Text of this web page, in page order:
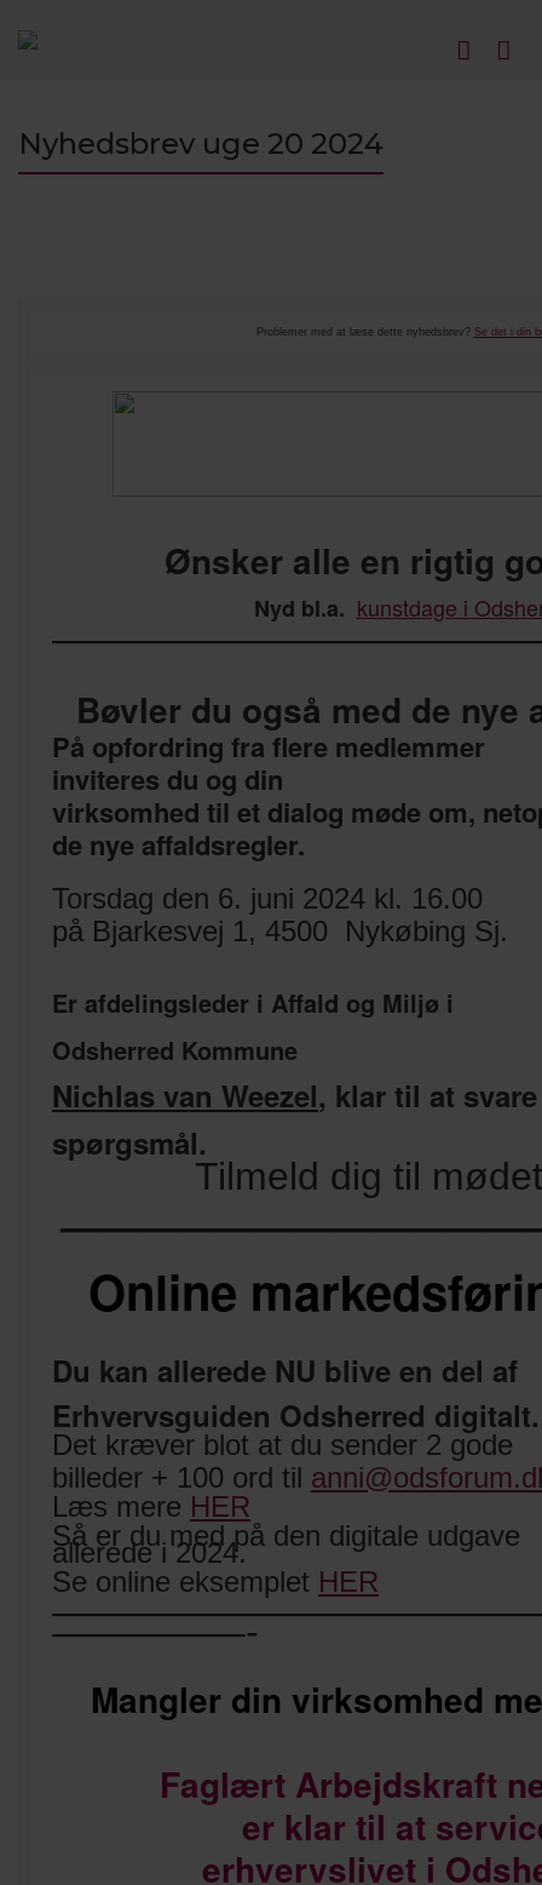
Nyhedsbrev uge 20 2024
Problemer med at læse dette nyhedsbrev? Se det i din
Ønsker alle en rigtig
Nyd bl.a. kunstdage i
Bøvler du også med de nye
På opfordring fra flere medlemmer
inviteres du og din
virksomhed til et dialog møde om,
de nye affaldsregler.
Torsdag den 6. juni 2024 kl. 16.00
på Bjarkesvej 1, 4500 Nykøbing Sj.
Er afdelingsleder i Affald og Miljø i
Odsherred Kommune
Nichlas van Weezel, klar til at
spørgsmål.
Tilmeld dig til
Online
Du kan allerede NU blive en del af
Erhvervsguiden Odsherred digitalt.
Det kræver blot at du sender 2 gode
billeder + 100 ord til
Læs mere HER
Så er du med på den digitale udgave
allerede i 2024.
Se online eksemplet HER
—————-
Mangler din virksomhed
Faglært Arbejdskraft
er klar til at
erhvervslivet i